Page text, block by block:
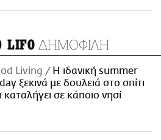
LIFO ΔΗΜΟΦΙΛΗ
Living
Η ιδανική summer
ξεκινά με δουλειά στο σπίτι
καταλήγει σε κάποιο νησί